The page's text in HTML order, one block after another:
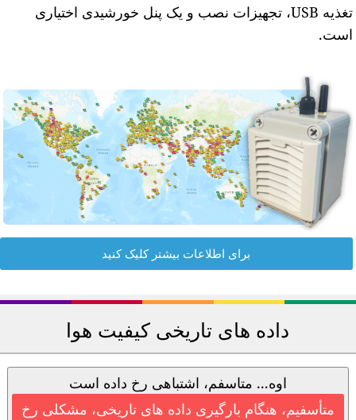
تغذیه USB، تجهیزات نصب و یک پنل خورشیدی اختیاری
است.
برای اطلاعات بیشتر کلیک کنید
داده های تاریخی کیفیت هوا
اوه... متاسفم، اشتباهی رخ داده است
متأسفیم، هنگام بارگیری داده های تاریخی، مشکلی رخ